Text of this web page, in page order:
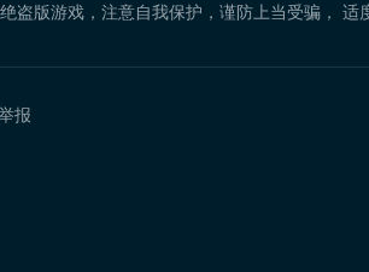
盗版游戏，注意自我保护，谨防上当受骗，
报